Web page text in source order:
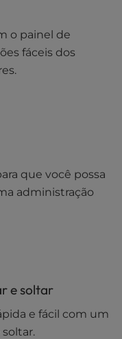
o painel de
fáceis dos
que você possa
administração
e soltar
e fácil com um